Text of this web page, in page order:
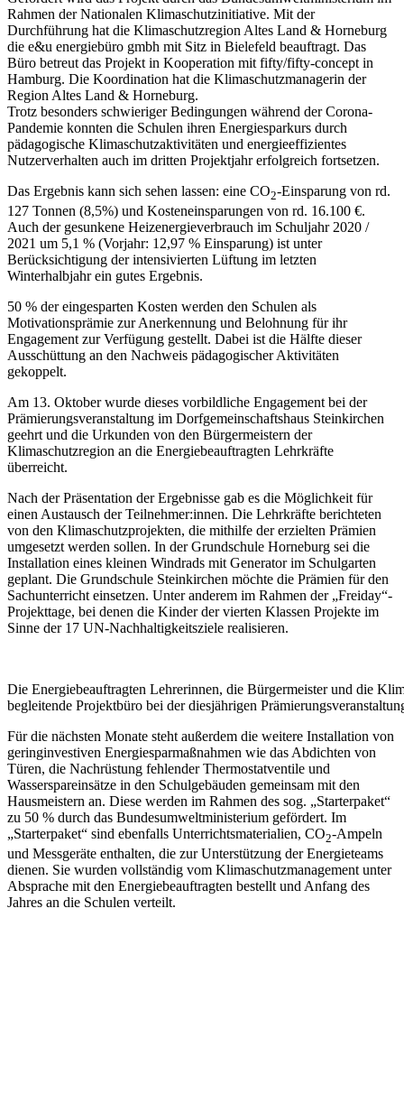
Rahmen der Nationalen Klimaschutzinitiative. Mit der
Durchführung hat die Klimaschutzregion Altes Land & Horneburg
die e&u energiebüro gmbh mit Sitz in Bielefeld beauftragt. Das
Büro betreut das Projekt in Kooperation mit fifty/fifty-concept in
Hamburg. Die Koordination hat die Klimaschutzmanagerin der
Region Altes Land & Horneburg.
Trotz besonders schwieriger Bedingungen während der Corona-
Pandemie konnten die Schulen ihren Energiesparkurs durch
pädagogische Klimaschutzaktivitäten und energieeffizientes
Nutzerverhalten auch im dritten Projektjahr erfolgreich fortsetzen.
Das Ergebnis kann sich sehen lassen: eine CO2-Einsparung von rd.
127 Tonnen (8,5%) und Kosteneinsparungen von rd. 16.100 €.
Auch der gesunkene Heizenergieverbrauch im Schuljahr 2020 /
2021 um 5,1 % (Vorjahr: 12,97 % Einsparung) ist unter
Berücksichtigung der intensivierten Lüftung im letzten
Winterhalbjahr ein gutes Ergebnis.
50 % der eingesparten Kosten werden den Schulen als
Motivationsprämie zur Anerkennung und Belohnung für ihr
Engagement zur Verfügung gestellt. Dabei ist die Hälfte dieser
Ausschüttung an den Nachweis pädagogischer Aktivitäten
gekoppelt.
Am 13. Oktober wurde dieses vorbildliche Engagement bei der
Prämierungsveranstaltung im Dorfgemeinschaftshaus Steinkirchen
geehrt und die Urkunden von den Bürgermeistern der
Klimaschutzregion an die Energiebeauftragten Lehrkräfte
überreicht.
Nach der Präsentation der Ergebnisse gab es die Möglichkeit für
einen Austausch der Teilnehmer:innen. Die Lehrkräfte berichteten
von den Klimaschutzprojekten, die mithilfe der erzielten Prämien
umgesetzt werden sollen. In der Grundschule Horneburg sei die
Installation eines kleinen Windrads mit Generator im Schulgarten
geplant. Die Grundschule Steinkirchen möchte die Prämien für den
Sachunterricht einsetzen. Unter anderem im Rahmen der „Freiday“-
Projekttage, bei denen die Kinder der vierten Klassen Projekte im
Sinne der 17 UN-Nachhaltigkeitsziele realisieren.
Die Energiebeauftragten Lehrerinnen, die Bürgermeister und die
begleitende Projektbüro bei der diesjährigen
Für die nächsten Monate steht außerdem die weitere Installation von
geringinvestiven Energiesparmaßnahmen wie das Abdichten von
Türen, die Nachrüstung fehlender Thermostatventile und
Wasserspareinsätze in den Schulgebäuden gemeinsam mit den
Hausmeistern an. Diese werden im Rahmen des sog. „Starterpaket“
zu 50 % durch das Bundesumweltministerium gefördert. Im
„Starterpaket“ sind ebenfalls Unterrichtsmaterialien, CO2-Ampeln
und Messgeräte enthalten, die zur Unterstützung der Energieteams
dienen. Sie wurden vollständig vom Klimaschutzmanagement unter
Absprache mit den Energiebeauftragten bestellt und Anfang des
Jahres an die Schulen verteilt.